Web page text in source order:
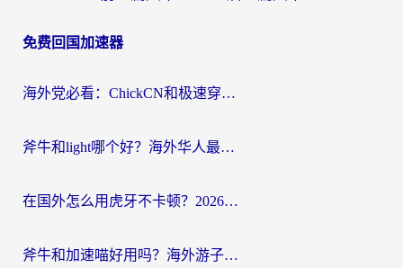
导
免费回国加速器
海外党必看：ChickCN和极速穿梭VPN好用吗？3招教你选对回国加速器无缝刷国内资源
斧牛和light哪个好？海外华人最关心的回国加速器选择难题，一篇讲透
在国外怎么用虎牙不卡顿？2026海外华人亲测有效的回国加速器选择指南
斧牛和加速喵好用吗？海外游子的真实选择困境